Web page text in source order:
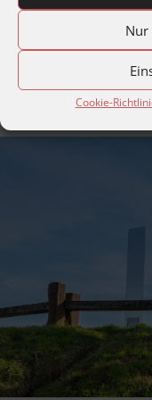
Nur
Cookie-
Enzkreis bewirkt.
Mitglied